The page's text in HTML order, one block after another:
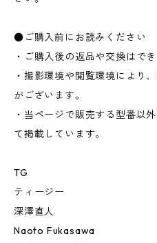
●ご購入前にお読みください
・ご購入後の返品や交換はでき
・撮影環境や閲覧環境により
がございます。
・当ページで販売する型番以
て掲載しています。
TG
ティージー
深澤直人
Naoto Fukasawa